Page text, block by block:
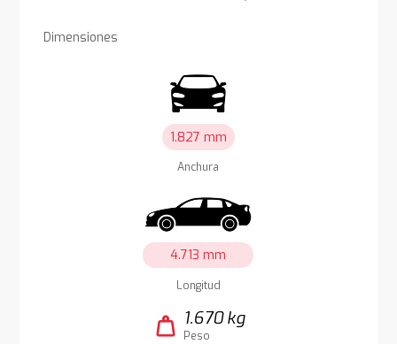
Dimensiones
1.827 mm
Anchura
4.713 mm
Longitud
weight 1.670 kg
Peso